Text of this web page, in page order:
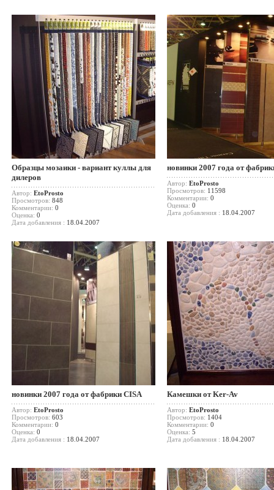
Образцы мозаики - вариант куллы для
дилеров
Автор: EtoProsto
Просмотров: 848
Комментарии: 0
Оценка: 0
Дата добавления : 18.04.2007
новинки 2007 года от
Автор: EtoProsto
Просмотров: 11598
Комментарии: 0
Оценка: 0
Дата добавления : 18.04.2007
новинки 2007 года от фабрики CISA
Автор: EtoProsto
Просмотров: 603
Комментарии: 0
Оценка: 0
Дата добавления : 18.04.2007
Камешки от Ker-Av
Автор: EtoProsto
Просмотров: 1404
Комментарии: 0
Оценка: 5
Дата добавления : 18.04.2007